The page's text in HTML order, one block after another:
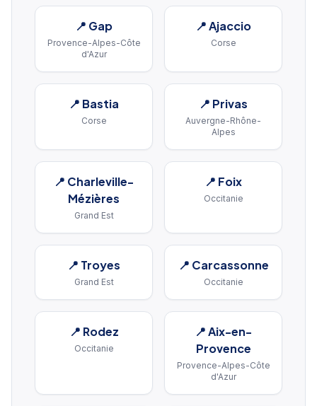
📍 Gap
Provence-Alpes-Côte
d'Azur
📍Ajaccio
Corse
📍 Bastia
Corse
📍 Privas
Auvergne-Rhône-
Alpes
📍 Charleville-
Mézières
Grand Est
📍 Foix
Occitanie
📍 Troyes
Grand Est
📍 Carcassonne
Occitanie
📍 Rodez
Occitanie
📍Aix-en-
Provence
Provence-Alpes-Côte
d'Azur